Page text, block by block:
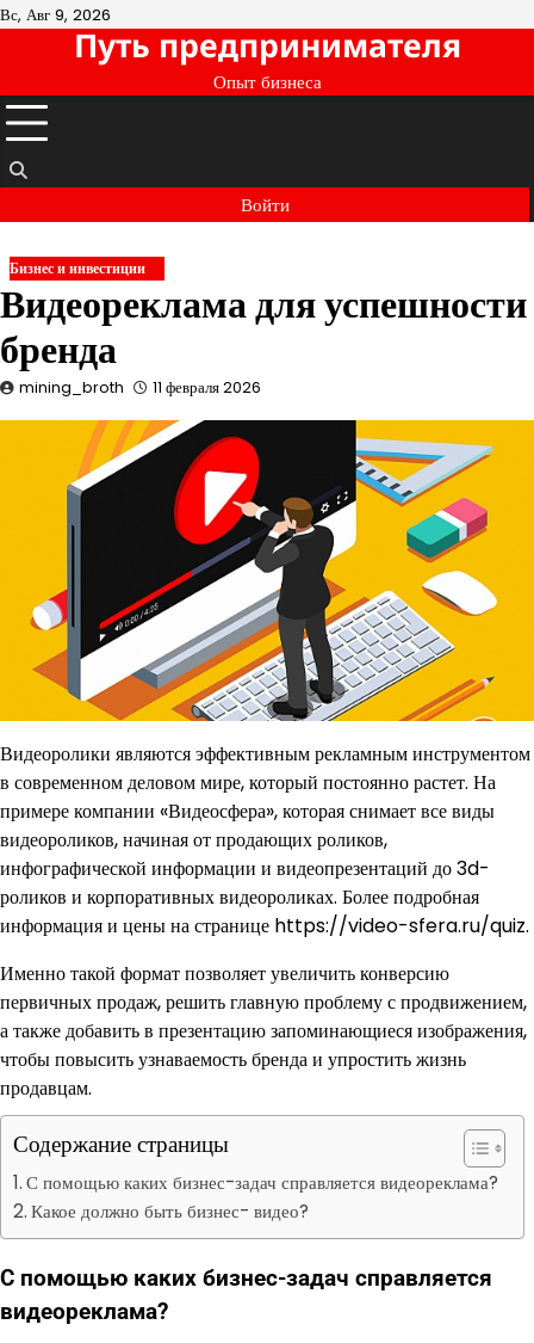
Перейти
содержимому
Вс, Авг 9, 2026
Путь предпринимателя
Опыт бизнеса
Войти
Бизнес и инвестиции
Видеореклама для успешности
бренда
mining_broth 11 февраля 2026
Видеоролики являются эффективным рекламным инструментом
в современном деловом мире, который постоянно растет. На
примере компании «Видеосфера», которая снимает все виды
видеороликов, начиная от продающих роликов,
инфографической информации и видеопрезентаций до 3d-
роликов и корпоративных видеороликах. Более подробная
информация и цены на странице https://video-sfera.ru/quiz.
Именно такой формат позволяет увеличить конверсию
первичных продаж, решить главную проблему с продвижением,
а также добавить в презентацию запоминающиеся изображения,
чтобы повысить узнаваемость бренда и упростить жизнь
продавцам.
Содержание страницы
С помощью каких бизнес-задач справляется видеореклама?
Какое должно быть бизнес- видео?
С помощью каких бизнес-задач справляется
видеореклама?